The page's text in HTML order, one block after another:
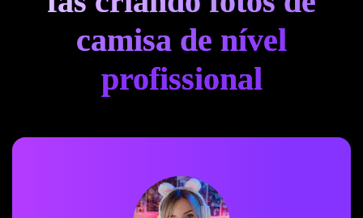
camisa de nível
profissional